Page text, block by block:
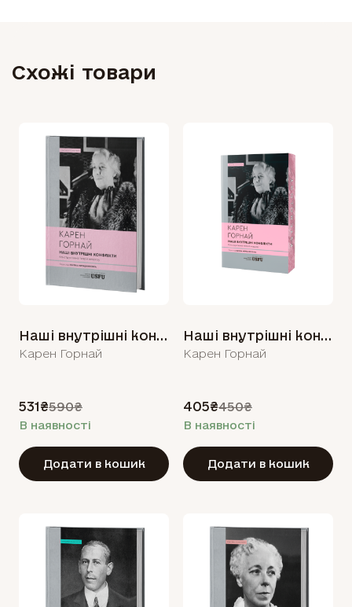
Схожі товари
Наші внутрішні конфлікти: конструктивна теорія неврозу
Карен Горнай
531₴590₴
В наявності
Додати в кошик
Наші внутрішні конфлікти: конструктивна теорія неврозу
Карен Горнай
405₴450₴
В наявності
Додати в кошик